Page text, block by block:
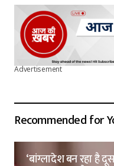
Advertisement
Recommended for
‘बांग्लादेश बन रहा है